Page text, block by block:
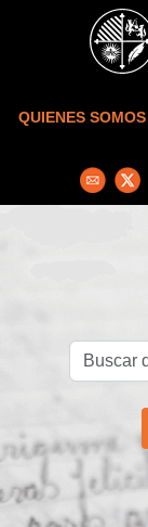
Skip to main content
QUIENES SOMOS